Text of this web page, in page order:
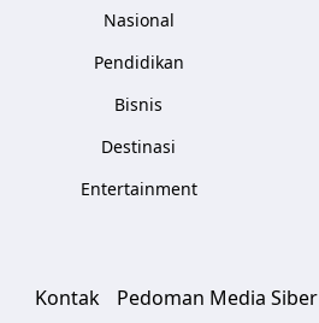
Nasional
Pendidikan
Bisnis
Destinasi
Entertainment
Kontak Pedoman Media Siber